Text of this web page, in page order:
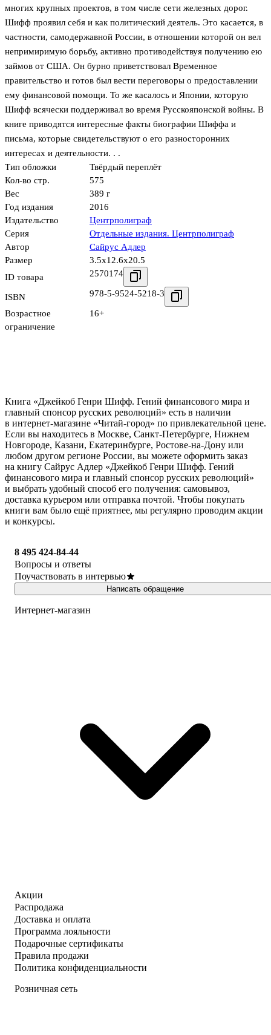
многих крупных проектов, в том числе сети железных дорог.
Шифф проявил себя и как политический деятель. Это касается, в
частности, самодержавной России, в отношении которой он вел
непримиримую борьбу, активно противодействуя получению ею
займов от США. Он бурно приветствовал Временное
правительство и готов был вести переговоры о предоставлении
ему финансовой помощи. То же касалось и Японии, которую
Шифф всячески поддерживал во время Русско­японской войны. В
книге приводятся интересные факты биографии Шиффа и
письма, которые свидетельствуют о его разносторонних
интересах и деятельности. . .
Тип обложки
Твёрдый переплёт
Кол-во стр.
575
Вес
389 г
Год издания
2016
Издательство
Центрполиграф
Серия
Отдельные издания. Центрполиграф
Автор
Сайрус Адлер
Размер
3.5x12.6x20.5
ID товара
2570174
ISBN 978-5-9524-5218-3
Возрастное
ограничение
16+
Книга «Джейкоб Генри Шифф. Гений финансового мира и
главный спонсор русских революций» есть в наличии
в интернет-магазине «Читай-город» по привлекательной цене.
Если вы находитесь в Москве, Санкт-Петербурге, Нижнем
Новгороде, Казани, Екатеринбурге, Ростове-на-Дону или
любом другом регионе России, вы можете оформить заказ
на книгу Сайрус Адлер «Джейкоб Генри Шифф. Гений
финансового мира и главный спонсор русских революций»
и выбрать удобный способ его получения: самовывоз,
доставка курьером или отправка почтой. Чтобы покупать
книги вам было ещё приятнее, мы регулярно проводим акции
и конкурсы.
8 495 424-84-44
Вопросы и ответы
Поучаствовать в интервью
Написать обращение
Интернет-магазин
Акции
Распродажа
Доставка и оплата
Программа лояльности
Подарочные сертификаты
Правила продажи
Политика конфиденциальности
Розничная сеть